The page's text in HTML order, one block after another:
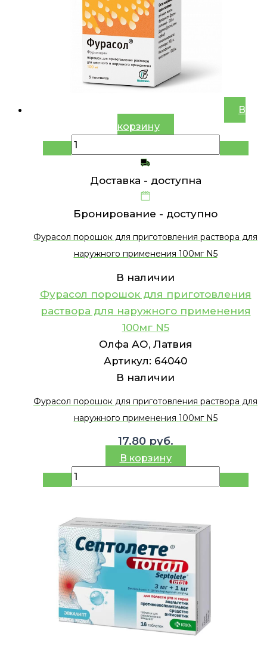
В
корзину
Доставка - доступна
Бронирование - доступно
Фурасол порошок для приготовления раствора для
наружного применения 100мг N5
В наличии
Фурасол порошок для приготовления
раствора для наружного применения
100мг N5
Олфа АО, Латвия
Артикул: 64040
В наличии
Фурасол порошок для приготовления раствора для
наружного применения 100мг N5
17.80 руб.
В корзину